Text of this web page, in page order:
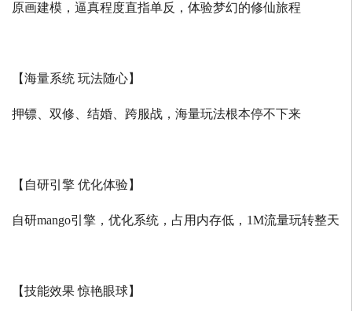
原画建模，逼真程度直指单反，体验梦幻的修仙旅程
【海量系统 玩法随心】
押镖、双修、结婚、跨服战，海量玩法根本停不下来
【自研引擎 优化体验】
自研mango引擎，优化系统，占用内存低， 1M流量玩转整天
【技能效果 惊艳眼球】